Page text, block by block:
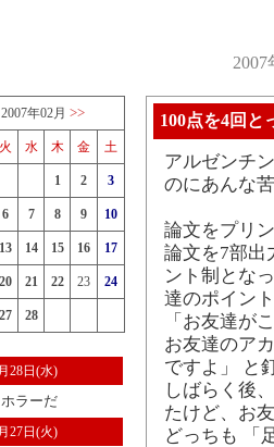
2007年02月 >>
火 水 木 金 土
1 2 3
6 7 8 9 10
13 14 15 16 17
20 21 22 23 24
27 28
28日(水)
ラーだ
27日(火)
100点を4回と
アルゼンチ
のにあんな
論文をプリ
論文を7部出
ント制とな
達のポイン
「お友達が
お友達のア
ですよ」 と
しばらく後
たけど、お
どっちも 「